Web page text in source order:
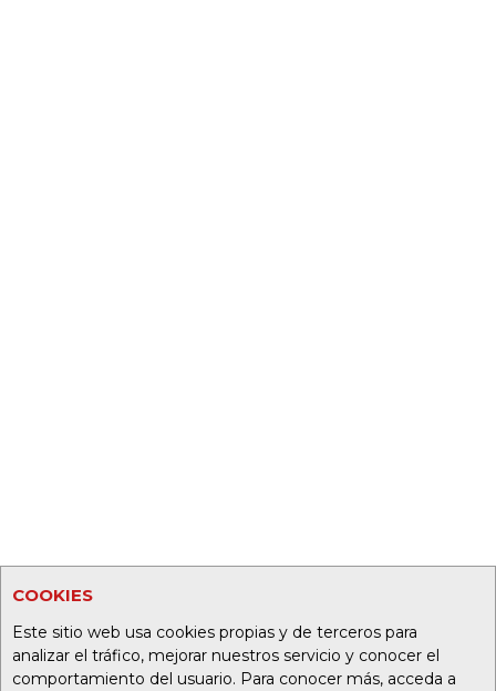
COOKIES
Este sitio web usa cookies propias y de terceros para
analizar el tráfico, mejorar nuestros servicio y conocer el
comportamiento del usuario. Para conocer más, acceda a